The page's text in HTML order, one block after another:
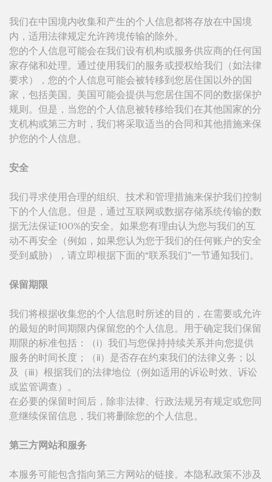
我们在中国境内收集和产生的个人信息都将存放在中国境
内，适用法律规定允许跨境传输的除外。
您的个人信息可能会在我们设有机构或服务供应商的任何国
家存储和处理。通过使用我们的服务或授权给我们（如法律
要求），您的个人信息可能会被转移到您居住国以外的国
家，包括美国。美国可能会提供与您居住国不同的数据保护
规则。但是，当您的个人信息被转移给我们在其他国家的分
支机构或第三方时，我们将采取适当的合同和其他措施来保
护您的个人信息。
安全
我们寻求使用合理的组织、技术和管理措施来保护我们控制
下的个人信息。但是，通过互联网或数据存储系统传输的数
据无法保证100%的安全。如果您有理由认为您与我们的互
动不再安全（例如，如果您认为您于我们的任何账户的安全
受到威胁），请立即根据下面的“联系我们”一节通知我们。
保留期限
我们将根据收集您的个人信息时所述的目的，在需要或允许
的最短的时间期限内保留您的个人信息。用于确定我们保留
期限的标准包括：（i）我们与您保持持续关系并向您提供
服务的时间长度；（ii）是否存在约束我们的法律义务；以
及（iii）根据我们的法律地位（例如适用的诉讼时效、诉讼
或监管调查）。
在必要的保留时间后，除非法律、行政法规另有规定或您同
意继续保留信息，我们将删除您的个人信息。
第三方网站和服务
本服务可能包含指向第三方网站的链接。本隐私政策不涉及